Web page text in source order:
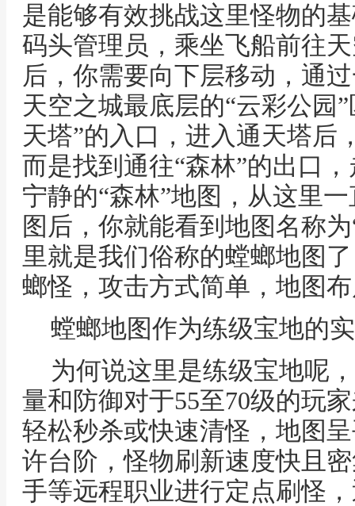
是能够有效挑战这里怪物的
码头管理员，乘坐飞船前往
后，你需要向下层移动，通
天空之城最底层的“云彩公园
天塔”的入口，进入通天塔后
而是找到通往“森林”的出口
宁静的“森林”地图，从这里
图后，你就能看到地图名称
里就是我们俗称的螳螂地图
螂怪，攻击方式简单，地图
螳螂地图作为练级宝地的
为何说这里是练级宝地呢
量和防御对于55至70级的玩
轻松秒杀或快速清怪，地图
许台阶，怪物刷新速度快且
手等远程职业进行定点刷怪